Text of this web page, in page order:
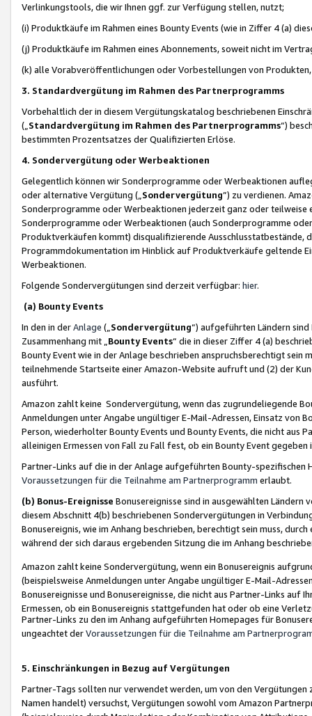
Verlinkungstools, die wir Ihnen ggf. zur Verfügung stellen, nutzt;
(i) Produktkäufe im Rahmen eines Bounty Events (wie in Ziffer 4 (a)
(j) Produktkäufe im Rahmen eines Abonnements, soweit nicht im
(k) alle Vorabveröffentlichungen oder Vorbestellungen von
3. Standardvergütung im Rahmen des Partnerprogramms
Vorbehaltlich der in diesem Vergütungskatalog beschriebenen
(„ Standardvergütung im Rahmen des Partnerprogramms“)
bestimmten Prozentsatzes der Qualifizierten Erlöse.
4. Sondervergütung oder Werbeaktionen
Gelegentlich können wir Sonderprogramme oder Werbeaktionen
oder alternative Vergütung („ Sondervergütung”) zu verdienen.
Sonderprogramme oder Werbeaktionen jederzeit ganz oder
Sonderprogramme oder Werbeaktionen (auch Sonderprogramme
Produktverkäufen kommt) disqualifizierende Ausschlusstatbestände,
Programmdokumentation im Hinblick auf Produktverkäufe geltende
Werbeaktionen.
Folgende Sondervergütungen sind derzeit verfügbar: hier.
(a) Bounty Events
In den in derAnlage („ Sondervergütung“) aufgeführten Ländern
Zusammenhang mit „ Bounty Events“ die in dieser Ziffer 4 (a)
Bounty Event wie in der Anlage beschrieben anspruchsberechtigt sein
teilnehmende Startseite einer Amazon-Website aufruft und (2) der
ausführt.
Amazon zahlt keine Sondervergütung, wenn das zugrundeliegende
Anmeldungen unter Angabe ungültiger E-Mail-Adressen, Einsatz von
Person, wiederholter Bounty Events und Bounty Events, die nicht
alleinigen Ermessen von Fall zu Fall fest, ob ein Bounty Event
Partner-Links auf die in der Anlage aufgeführten Bounty-spezifischen
Voraussetzungen für die Teilnahme am Partnerprogramm erlaubt.
(b) Bonus-Ereignisse Bonusereignisse sind in ausgewählten Ländern
diesem Abschnitt 4(b) beschriebenen Sondervergütungen in
Bonusereignis, wie im Anhang beschrieben, berechtigt sein muss,
während der sich daraus ergebenden Sitzung die im Anhang
Amazon zahlt keine Sondervergütung, wenn ein Bonusereignis
(beispielsweise Anmeldungen unter Angabe ungültiger E-Mail-
Bonusereignisse und Bonusereignisse, die nicht aus Partner-Links auf
Ermessen, ob ein Bonusereignis stattgefunden hat oder ob eine
Partner-Links zu den im Anhang aufgeführten Homepages für
ungeachtet derVoraussetzungen für die Teilnahme am
5. Einschränkungen in Bezug auf Vergütungen
Partner-Tags sollten nur verwendet werden, um von den
Namen handelt) versuchst, Vergütungen sowohl vom Amazon